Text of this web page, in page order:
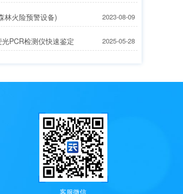
林火险预警设备) 2023-08-09
PCR检测仪快速鉴定 2025-05-28
客服微信